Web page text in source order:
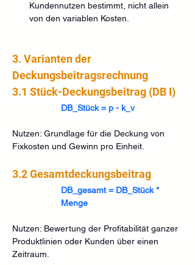
Kundennutzen bestimmt, nicht allein
von den variablen Kosten.
3. Varianten der
Deckungsbeitragsrechnung
3.1 Stück-Deckungsbeitrag (DB I)
DB_Stück = p - k_v
Nutzen: Grundlage für die Deckung von
Fixkosten und Gewinn pro Einheit.
3.2 Gesamtdeckungsbeitrag
DB_gesamt = DB_Stück *
Menge
Nutzen: Bewertung der Profitabilität ganzer
Produktlinien oder Kunden über einen
Zeitraum.